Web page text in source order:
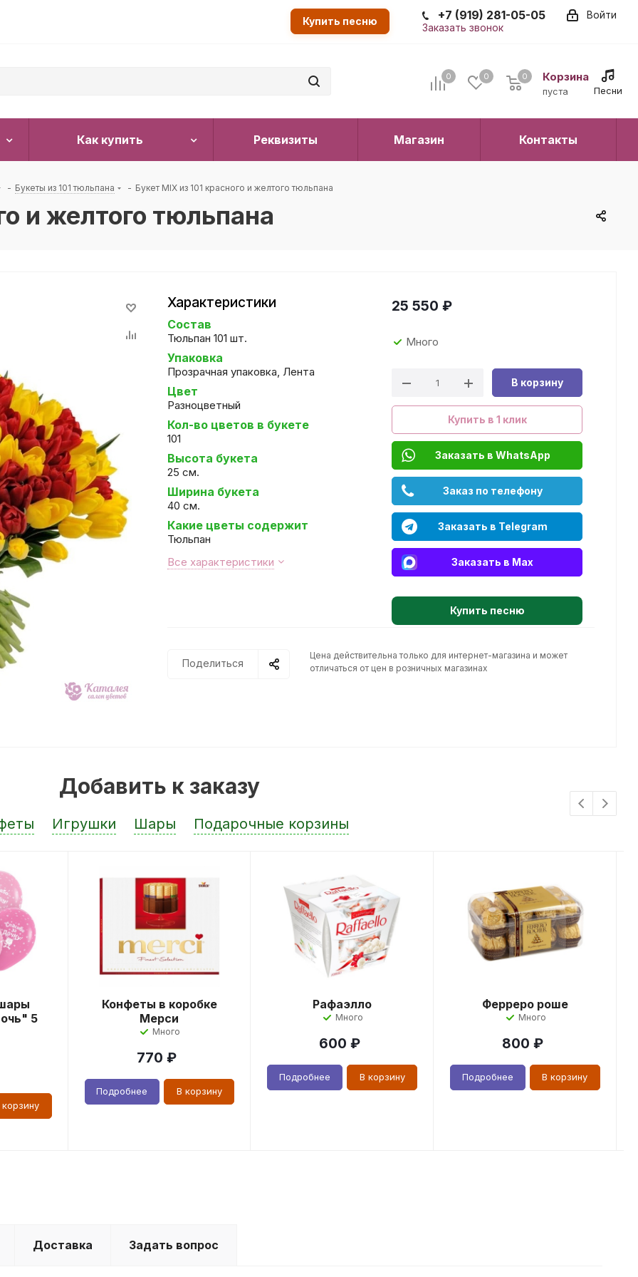
Войти
+7 (919) 281-05-05
Заказать звонок
Купить песню
0 0 Корзина
0
пуста
0
Песни
Как купить Реквизиты Магазин Контакты
- Букеты из 101 тюльпана - Букет MIX из 101 красного и желтого тюльпана
и желтого тюльпана
Характеристики
Состав
Тюльпан 101 шт.
Упаковка
Прозрачная упаковка, Лента
Цвет
Разноцветный
Кол-во цветов в букете
101
Высота букета
25 см.
Ширина букета
40 см.
Какие цветы содержит
Тюльпан
Все характеристики
25 550 ₽
Много
В корзину
Купить в 1 клик
Заказать в WhatsApp
Заказ по телефону
Заказать в Telegram
Заказать в Max
Купить песню
Поделиться
Цена действительна только для интернет-магазина и может
отличаться от цен в розничных магазинах
Добавить к заказу
Игрушки Шары Подарочные корзины
5
Конфеты в коробке
Мерси
Много
770 ₽
Подробнее В корзину
Рафаэлло
Много
600 ₽
Подробнее В корзину
Ферреро роше
Много
800 ₽
Подробнее В корзину
Доставка Задать вопрос